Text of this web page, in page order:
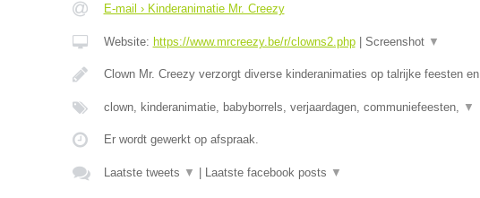
E-mail › Kinderanimatie Mr. Creezy
Website: https://www.mrcreezy.be/r/clowns2.php| Screenshot ▼
Clown Mr. Creezy verzorgt diverse kinderanimaties op talrijke feesten en
clown, kinderanimatie, babyborrels, verjaardagen, communiefeesten, ▼
Er wordt gewerkt op afspraak.
Laatste tweets ▼ Laatste facebook posts ▼